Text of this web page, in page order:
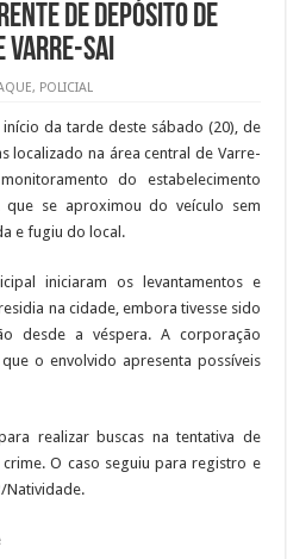
de depósito de
Varre-Sai
, POLICIAL
da tarde deste sábado (20), de
localizado na área central de Varre-
do estabelecimento
se aproximou do veículo sem
e fugiu do local.
iniciaram os levantamentos e
na cidade, embora tivesse sido
desde a véspera. A corporação
o envolvido apresenta possíveis
realizar buscas na tentativa de
O caso seguiu para registro e
Natividade.